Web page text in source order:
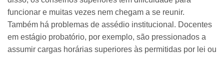
funcionar e muitas vezes nem chegam a se reunir.
Também há problemas de assédio institucional. Docentes
em estágio probatório, por exemplo, são pressionados a
assumir cargas horárias superiores às permitidas por lei ou